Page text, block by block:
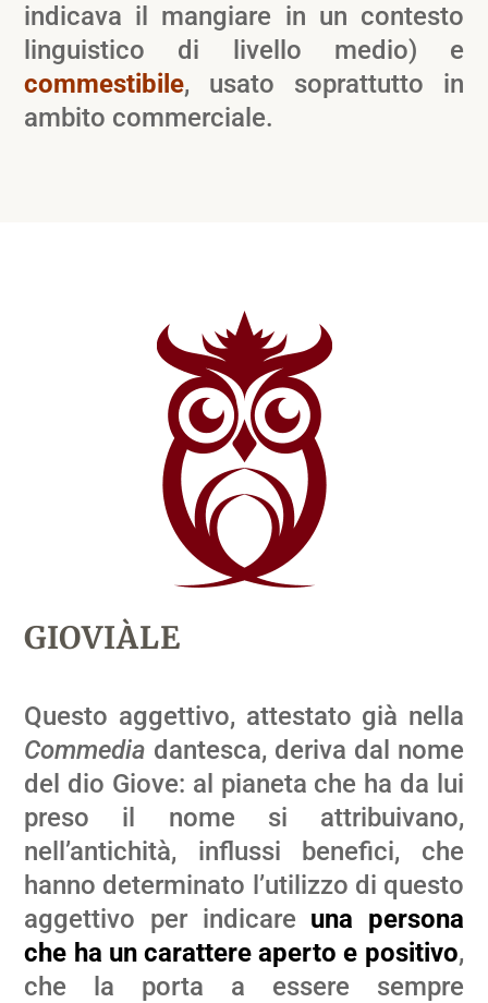
indicava il mangiare in un contesto
linguistico di livello medio) e
commestibile, usato soprattutto in
ambito commerciale.
GIOVIÀLE
Questo aggettivo, attestato già nella
Commedia dantesca, deriva dal nome
del dio Giove: al pianeta che ha da lui
preso il nome si attribuivano,
nell’antichità, influssi benefici, che
hanno determinato l’utilizzo di questo
aggettivo per indicare una persona
che ha un carattere aperto e positivo,
che la porta a essere sempre